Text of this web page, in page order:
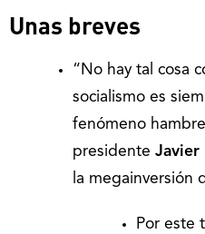
Unas breves
“No hay tal cosa
socialismo es
fenómeno
presidente Javier
la megainversión
Por este